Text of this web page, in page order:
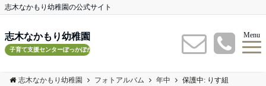
志木なかもり幼稚園の公式サイト
志木なかもり幼稚園
子育て支援センターぽっかぽかルーム
Menu
志木なかもり幼稚園 フォトアルバム 年中 保護中: りす組